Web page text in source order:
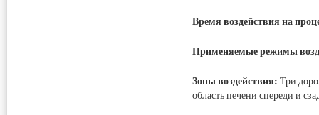
Время воздействия на
Применяемые режимы
Зоны воздействия: Три
область печени спереди и